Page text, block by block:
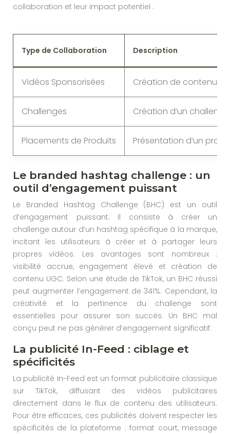
collaboration et leur impact potentiel :
Type de Collaboration Description
Vidéos Sponsorisées Création de contenu
Challenges Création d’un
Placements de Produits Présentation d’un
Le branded hashtag challenge : un
outil d’engagement puissant
Le Branded Hashtag Challenge (BHC) est un outil
d’engagement puissant. Il consiste à créer un
challenge autour d’un hashtag spécifique à la marque,
incitant les utilisateurs à créer et à partager leurs
propres vidéos. Les avantages sont nombreux :
visibilité accrue, engagement élevé et création de
contenu UGC. Selon une étude de TikTok, un BHC réussi
peut augmenter l’engagement de 341%. Cependant, la
créativité et la pertinence du challenge sont
essentielles pour assurer son succès. Un BHC mal
conçu peut ne pas générer d’engagement significatif.
La publicité In-Feed : ciblage et
spécificités
La publicité In-Feed est un format publicitaire classique
sur TikTok, diffusant des vidéos publicitaires
directement dans le flux de contenu des utilisateurs.
Pour être efficaces, ces publicités doivent respecter les
spécificités de la plateforme : format court, message